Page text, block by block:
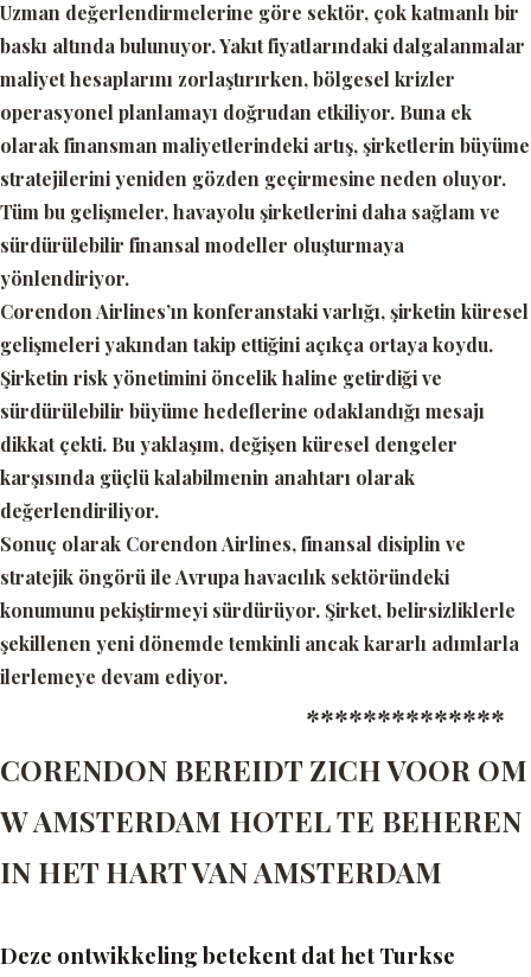
Uzman değerlendirmelerine göre sektör, çok katmanlı bir
baskı altında bulunuyor. Yakıt fiyatlarındaki dalgalanmalar
maliyet hesaplarını zorlaştırırken, bölgesel krizler
operasyonel planlamayı doğrudan etkiliyor. Buna ek
olarak finansman maliyetlerindeki artış, şirketlerin büyüme
stratejilerini yeniden gözden geçirmesine neden oluyor.
Tüm bu gelişmeler, havayolu şirketlerini daha sağlam ve
sürdürülebilir finansal modeller oluşturmaya
yönlendiriyor.
Corendon Airlines’ın konferanstaki varlığı, şirketin küresel
gelişmeleri yakından takip ettiğini açıkça ortaya koydu.
Şirketin risk yönetimini öncelik haline getirdiği ve
sürdürülebilir büyüme hedeflerine odaklandığı mesajı
dikkat çekti. Bu yaklaşım, değişen küresel dengeler
karşısında güçlü kalabilmenin anahtarı olarak
değerlendiriliyor.
Sonuç olarak Corendon Airlines, finansal disiplin ve
stratejik öngörü ile Avrupa havacılık sektöründeki
konumunu pekiştirmeyi sürdürüyor. Şirket, belirsizliklerle
şekillenen yeni dönemde temkinli ancak kararlı adımlarla
ilerlemeye devam ediyor.
**************
CORENDON BEREIDT ZICH VOOR OM
W AMSTERDAM HOTEL TE BEHEREN
IN HET HART VAN AMSTERDAM
Deze ontwikkeling betekent dat het Turkse